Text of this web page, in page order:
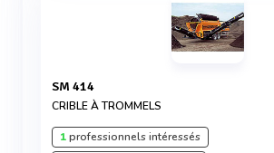
SM 414
CRIBLE À TROMMELS
1professionnels intéressés